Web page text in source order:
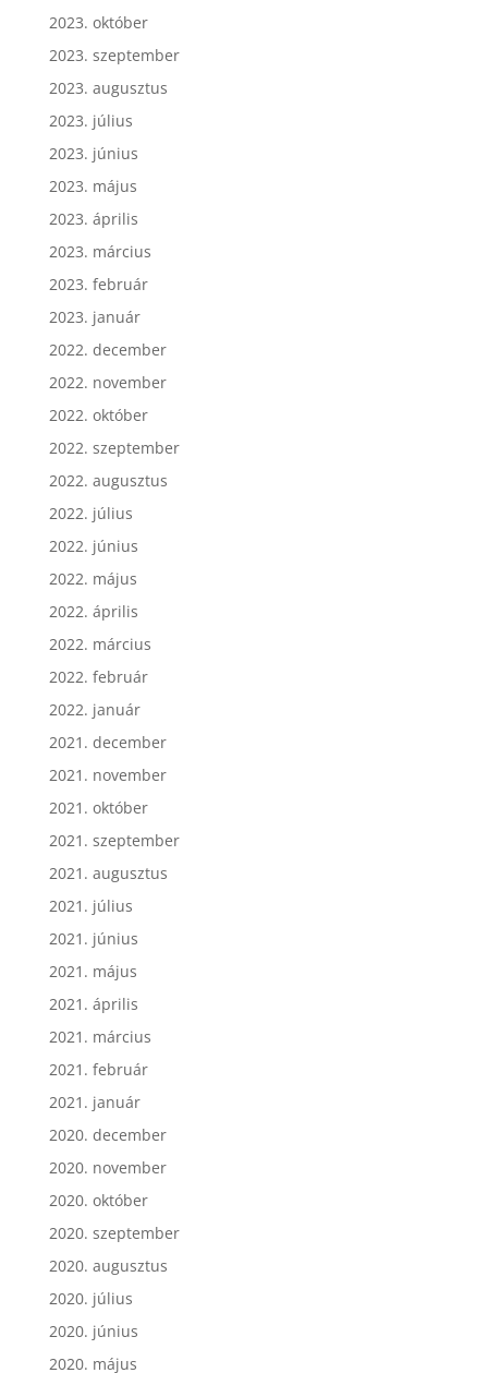
2023. október
2023. szeptember
2023. augusztus
2023. július
2023. június
2023. május
2023. április
2023. március
2023. február
2023. január
2022. december
2022. november
2022. október
2022. szeptember
2022. augusztus
2022. július
2022. június
2022. május
2022. április
2022. március
2022. február
2022. január
2021. december
2021. november
2021. október
2021. szeptember
2021. augusztus
2021. július
2021. június
2021. május
2021. április
2021. március
2021. február
2021. január
2020. december
2020. november
2020. október
2020. szeptember
2020. augusztus
2020. július
2020. június
2020. május